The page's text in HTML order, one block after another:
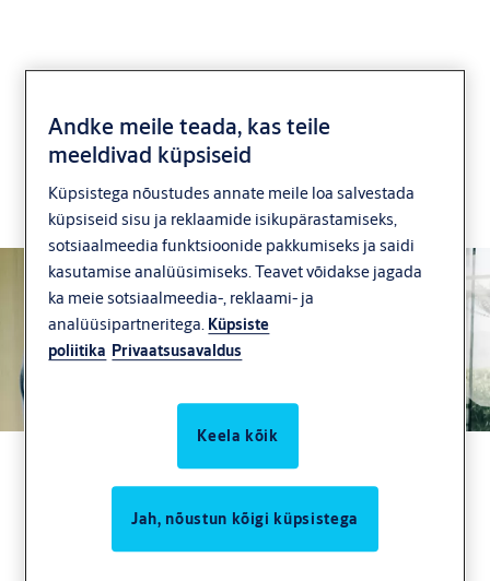
Incedo™
Digitaalne ökosüsteem erinevate
läbipääsupunktide turvamiseks ja haldamiseks
Andke meile teada, kas teile
meeldivad küpsiseid
Küpsistega nõustudes annate meile loa salvestada
küpsiseid sisu ja reklaamide isikupärastamiseks,
sotsiaalmeedia funktsioonide pakkumiseks ja saidi
kasutamise analüüsimiseks. Teavet võidakse jagada
ka meie sotsiaalmeedia-, reklaami- ja
analüüsipartneritega. Küpsiste
poliitika Privaatsusavaldus
Keela kõik
Jah, nõustun kõigi küpsistega